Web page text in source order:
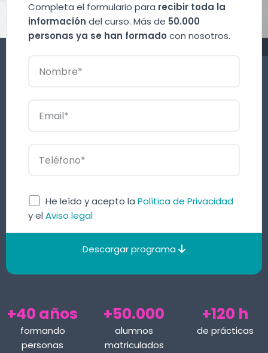
Completa el formulario para recibir toda la
información del curso. Más de 50.000
personas ya se han formado con nosotros.
He leído y acepto la Política de Privacidad
y el Aviso legal
Descargar programa
+40 años
formando
personas
+50.000
alumnos
matriculados
+120 h
de prácticas